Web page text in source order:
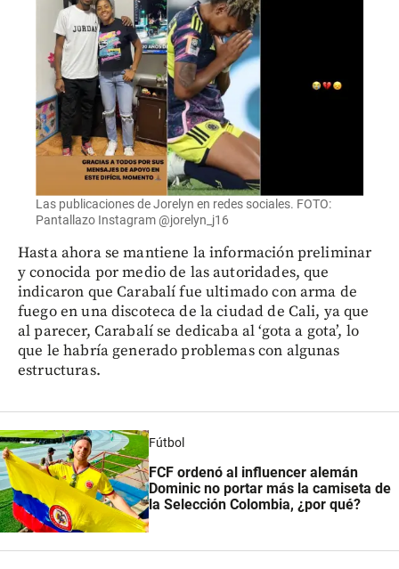
Las publicaciones de Jorelyn en redes sociales. FOTO:
Pantallazo Instagram @jorelyn_j16
Hasta ahora se mantiene la información preliminar
y conocida por medio de las autoridades, que
indicaron que Carabalí fue ultimado con arma de
fuego en una discoteca de la ciudad de Cali, ya que
al parecer, Carabalí se dedicaba al ‘gota a gota’, lo
que le habría generado problemas con algunas
estructuras.
Fútbol
FCF ordenó al influencer alemán
Dominic no portar más la camiseta de
la Selección Colombia, ¿por qué?